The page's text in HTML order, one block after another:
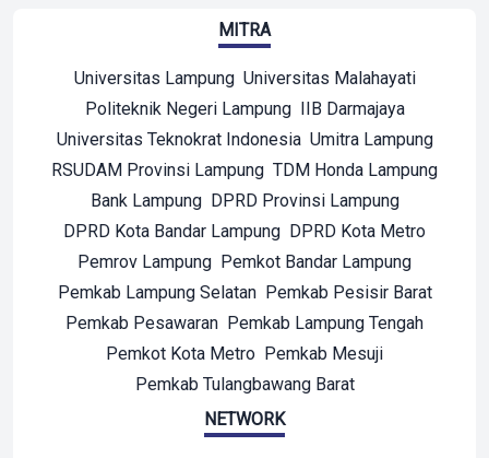
MITRA
Universitas Lampung Universitas Malahayati
Politeknik Negeri Lampung IIB Darmajaya
Universitas Teknokrat Indonesia Umitra Lampung
RSUDAM Provinsi Lampung TDM Honda Lampung
Bank Lampung DPRD Provinsi Lampung
DPRD Kota Bandar Lampung DPRD Kota Metro
Pemrov Lampung Pemkot Bandar Lampung
Pemkab Lampung Selatan Pemkab Pesisir Barat
Pemkab Pesawaran Pemkab Lampung Tengah
Pemkot Kota Metro Pemkab Mesuji
Pemkab Tulangbawang Barat
NETWORK